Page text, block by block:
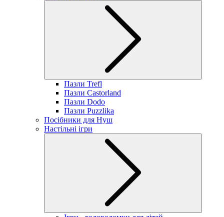
Пазли Trefl
Пазли Castorland
Пазли Dodo
Пазли Puzzlika
Посібники для Нуш
Настільні ігри